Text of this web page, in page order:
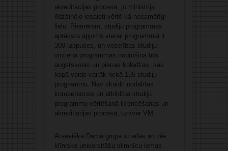
akreditācijas procesā, jo ministrija
līdzšinējo iesaisti vērtē kā nesamērīgi
lielu. Piemēram, studiju programmas
apraksta apjoms vienai programmai ir
300 lappuses, un veselības studiju
virziena programmas nodrošina trīs
augstskolas un piecas koledžas, kas
kopā veido vairāk nekā 155 studiju
programmu. Nav skaidri nodalītas
kompetences un atbildība studiju
programmu vērtēšanā licencēšanas un
akreditācijas procesā, uzsver VM.
Atsevišķa Darba grupa strādās arī pie
klīnisko universitāšu slimnīcu lomas